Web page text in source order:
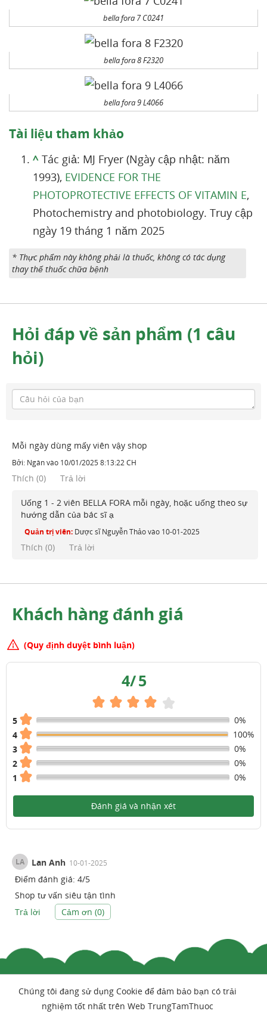
bella fora 7 C0241
bella fora 8 F2320
bella fora 9 L4066
Tài liệu tham khảo
^ Tác giả: MJ Fryer (Ngày cập nhật: năm
1993), EVIDENCE FOR THE
PHOTOPROTECTIVE EFFECTS OF VITAMIN E,
Photochemistry and photobiology. Truy cập
ngày 19 tháng 1 năm 2025
* Thực phẩm này không phải là thuốc, không có tác dụng
thay thế thuốc chữa bệnh
Hỏi đáp về sản phẩm (1 câu
hỏi)
Mỗi ngày dùng mấy viên vậy shop
Bởi: Ngânvào 10/01/2025 8:13:22 CH
Thích (0) Trả lời
Uống 1 - 2 viên BELLA FORA mỗi ngày, hoặc uống theo sự
hướng dẫn của bác sĩ ạ
Quản trị viên: Dược sĩ Nguyễn Thảovào 10-01-2025
Thích (0) Trả lời
Khách hàng đánh giá
(Quy định duyệt bình luận)
4/5
5
0%
4
100%
3
0%
2
0%
1
0%
Đánh giá và nhận xét
LA Lan Anh 10-01-2025
Điểm đánh giá: 4/5
Shop tư vấn siêu tận tình
Trả lời
Cảm ơn (0)
Chúng tôi đang sử dụng Cookie để đảm bảo bạn có trải
nghiệm tốt nhất trên Web TrungTamThuoc